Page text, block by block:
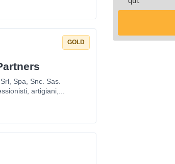
GOLD
Spa, Snc. Sas.
artigiani,...